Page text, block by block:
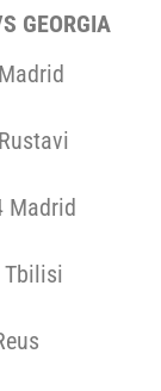
GEORGIA
Madrid
Tbilisi